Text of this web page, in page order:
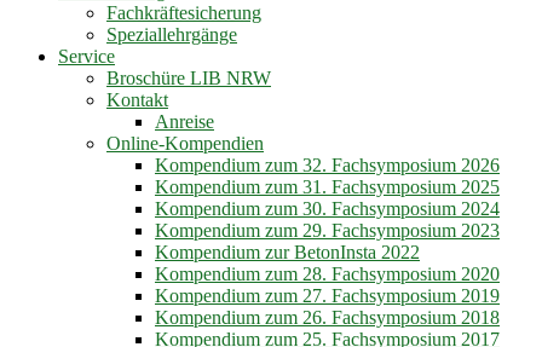
Fachkräftesicherung
Speziallehrgänge
Service
Broschüre LIB NRW
Kontakt
Anreise
Online-Kompendien
Kompendium zum 32. Fachsymposium 2026
Kompendium zum 31. Fachsymposium 2025
Kompendium zum 30. Fachsymposium 2024
Kompendium zum 29. Fachsymposium 2023
Kompendium zur BetonInsta 2022
Kompendium zum 28. Fachsymposium 2020
Kompendium zum 27. Fachsymposium 2019
Kompendium zum 26. Fachsymposium 2018
Kompendium zum 25. Fachsymposium 2017